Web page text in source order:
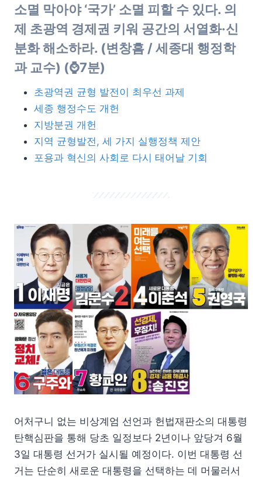
소멸 막아야 ‘국가’ 소멸 피할 수 있다. 의
제 초광역 경제권 키워 공간의 서열화·신
분화 해소하라. (변창흠 / 세종대 행정학
과 교수) (⌚7분)
초광역권 균형 발전이 최우선 과제
세종 행정수도 개헌
지방분권 개헌
지역 균형발전, 세 가지 실행정책 제안
포용과 혁신의 사회로 다시 태어날 기회
어처구니 없는 비상계엄 선언과 헌법재판소의 대통령
탄핵심판을 통해 당초 일정보다 2년이나 앞당겨 6월
3일 대통령 선거가 실시될 예정이다. 이번 대통령 선
거는 단순히 새로운 대통령을 선택하는 데 머물러서